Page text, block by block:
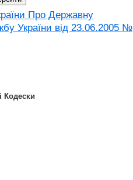
Про Державну
України від 23.06.2005 №
Кодески